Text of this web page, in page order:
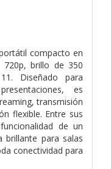
compacto en
brillo de 350
Diseñado para
es
transmisión
flexible. Entre sus
de un
brillante para salas
conectividad para